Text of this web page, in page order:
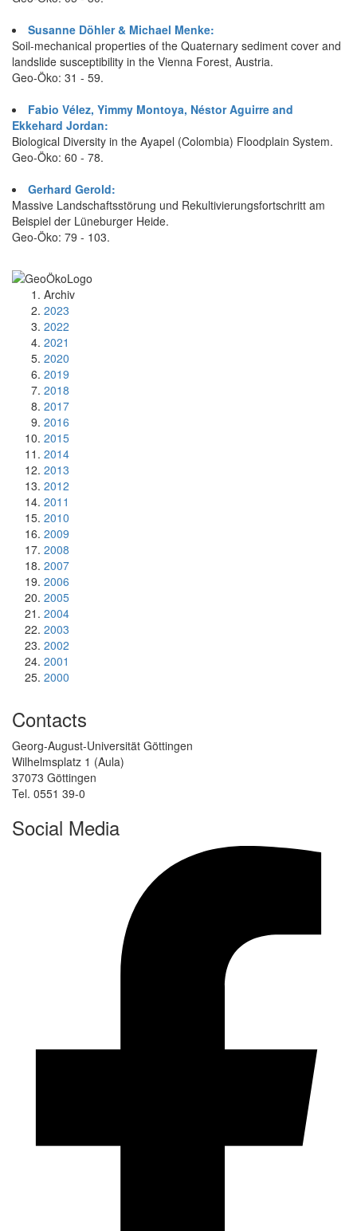
Susanne Döhler & Michael Menke:
Soil-mechanical properties of the Quaternary sediment cover and
landslide susceptibility in the Vienna Forest, Austria.
Geo-Öko: 31 - 59.
Fabio Vélez, Yimmy Montoya, Néstor Aguirre and
Ekkehard Jordan:
Biological Diversity in the Ayapel (Colombia) Floodplain System.
Geo-Öko: 60 - 78.
Gerhard Gerold:
Massive Landschaftsstörung und Rekultivierungsfortschritt am
Beispiel der Lüneburger Heide.
Geo-Öko: 79 - 103.
Archiv
2023
2022
2021
2020
2019
2018
2017
2016
2015
2014
2013
2012
2011
2010
2009
2008
2007
2006
2005
2004
2003
2002
2001
2000
Contacts
Georg-August-Universität Göttingen
Wilhelmsplatz 1 (Aula)
37073 Göttingen
Tel. 0551 39-0
Social Media